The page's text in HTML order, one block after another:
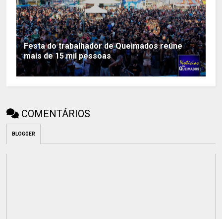
Festa do trabalhador de Queimados reúne
mais de 15 mil pessoas
COMENTÁRIOS
BLOGGER